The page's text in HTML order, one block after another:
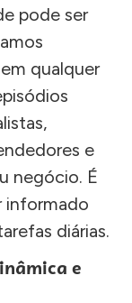
pode ser
qualquer
e
negócio. É
informado
diárias.
e